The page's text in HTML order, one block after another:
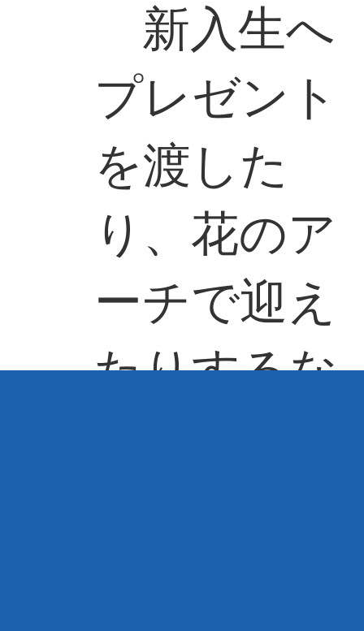
新入生へ
プレゼント
を渡した
り、花のア
ーチで迎え
たりするな